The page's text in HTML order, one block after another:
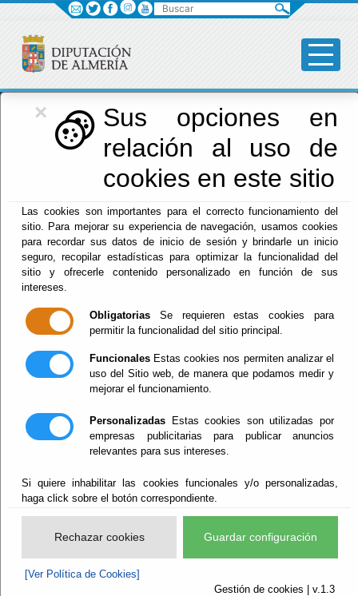
×
Sus opciones en
relación al uso de
cookies en este sitio
Las cookies son importantes para el correcto funcionamiento del
sitio. Para mejorar su experiencia de navegación, usamos cookies
para recordar sus datos de inicio de sesión y brindarle un inicio
seguro, recopilar estadísticas para optimizar la funcionalidad del
sitio y ofrecerle contenido personalizado en función de sus
intereses.
Obligatorias Se requieren estas cookies para
permitir la funcionalidad del sitio principal.
Funcionales Estas cookies nos permiten analizar el
uso del Sitio web, de manera que podamos medir y
mejorar el funcionamiento.
Personalizadas Estas cookies son utilizadas por
empresas publicitarias para publicar anuncios
relevantes para sus intereses.
Si quiere inhabilitar las cookies funcionales y/o personalizadas,
haga click sobre el botón correspondiente.
Rechazar cookies Guardar configuración
[Ver Política de Cookies]
Gestión de cookies | v.1.3
Diputación
Menú Diputación
Aventura Náutica Aguadulce 27-06-26
Descubre tu
provincia Activa
2026. Aventura
Náutica
Aguadulce 27-06-
26
Información
Buscar